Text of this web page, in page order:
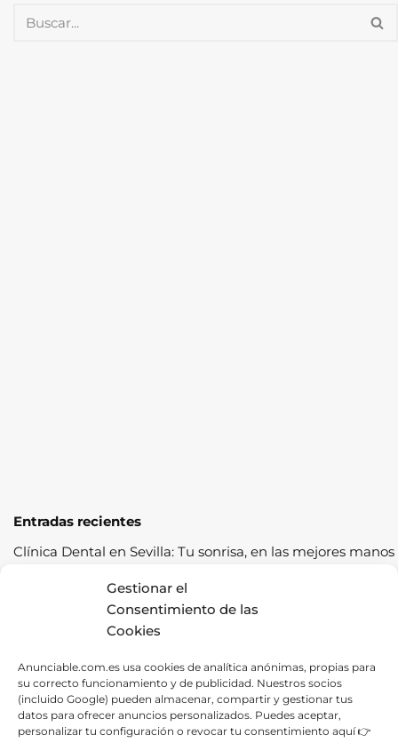
Gestionar el
Consentimiento de las
Cookies
Anunciable.com.es usa cookies de analítica anónimas, propias para
su correcto funcionamiento y de publicidad. Nuestros socios
(incluido Google) pueden almacenar, compartir y gestionar tus
datos para ofrecer anuncios personalizados. Puedes aceptar,
personalizar tu configuración o revocar tu consentimiento aquí 👉
Entradas recientes
Clínica Dental en Sevilla: Tu sonrisa, en las mejores manos
Cómo pasar la ITV a la primera: guía completa con
consejos prácticos
Los cereales sostenibles representan una oportunidad de
Fábrica de Canapés en Barcelona: La Mejor Opción para
tu Descanso
Las ventajas de contratar una empresa de alquiler de